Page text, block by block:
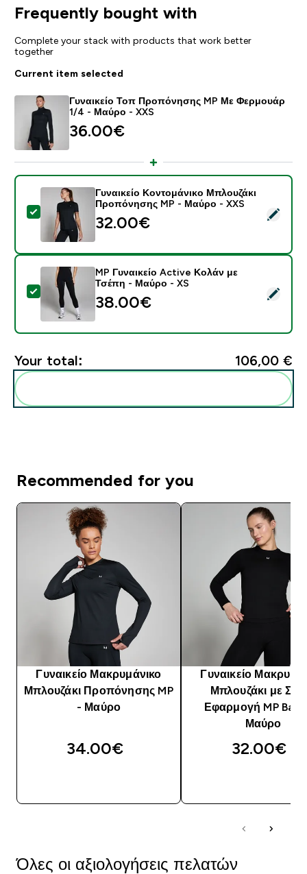
Frequently bought with
Complete your stack with products that work better
together
Current item selected
Γυναικείο Τοπ Προπόνησης MP Με Φερμουάρ
1/4 - Μαύρο - XXS
36.00€‎
Select this product - Γυναικείο Κοντομάνικο
Γυναικείο Κοντομάνικο Μπλουζάκι
Προπόνησης MP - Μαύρο - XXS
32.00€‎
Select this product - MP Γυναικείο Active Κολάν με
MP Γυναικείο Active Κολάν με
Τσέπη - Μαύρο - XS
38.00€‎
Your total: 106,00 €‎
Recommended for you
Γυναικείο Μακρυμάνικο
Μπλουζάκι Προπόνησης MP
- Μαύρο
34.00€‎
Γυναικείο
Μπλουζάκι με
Εφαρμογή MP
Μαύρο
32.00€‎
Όλες οι αξιολογήσεις πελατών